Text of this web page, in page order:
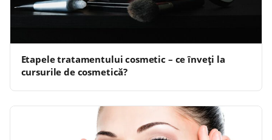
Etapele tratamentului cosmetic – ce înveți la
cursurile de cosmetică?